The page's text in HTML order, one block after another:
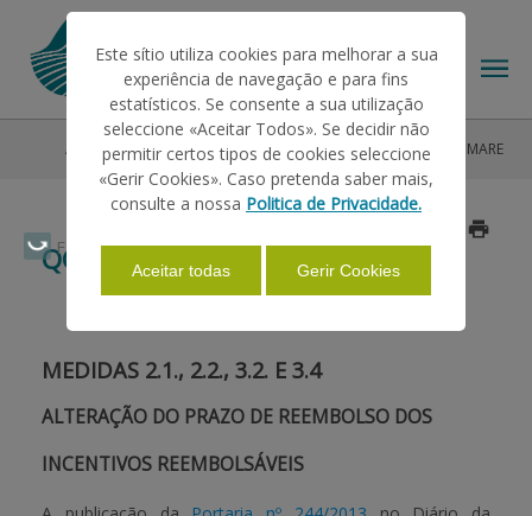
Faça Swipe para ver o menu
O IFAP
AJUDAS/APOIOS
INFORMAÇÕES
ESTATÍSTICAS
Ajudas/Apoios Outras Ajudas Histórico QCAIII - MARE
QCAIII - MARE
MEDIDAS 2.1., 2.2., 3.2. E 3.4
ALTERAÇÃO DO PRAZO DE REEMBOLSO DOS
INCENTIVOS REEMBOLSÁVEIS
Este sítio utiliza cookies para melhorar a sua
experiência de navegação e para fins
estatísticos. Se consente a sua utilização
seleccione «Aceitar Todos». Se decidir não
permitir certos tipos de cookies seleccione
«Gerir Cookies». Caso pretenda saber mais,
consulte a nossa Politica de Privacidade.
Aceitar todas Gerir Cookies